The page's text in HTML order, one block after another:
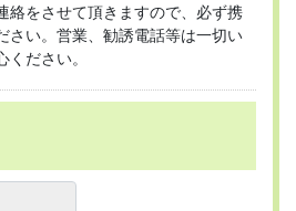
絡をさせて頂きますので、必ず携
さい。営業、勧誘電話等は一切い
ださい。